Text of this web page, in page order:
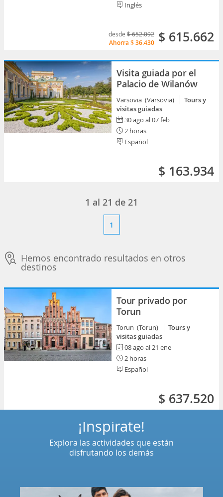
Inglés
desde $ 652.092
Ahorra $ 36.430 $ 615.662
Visita guiada por el
Palacio de Wilanów
Varsovia (Varsovia)
Tours y
visitas guiadas
30 ago al 07 feb
2 horas
Español
$ 163.934
1 al 21 de 21
1
Hemos encontrado resultados en otros
destinos
Tour privado por
Torun
Torun (Torun)
Tours y
visitas guiadas
08 ago al 21 ene
2 horas
Español
$ 637.520
¡Inspírate!
Explora las actividades que están
disfrutando los demás